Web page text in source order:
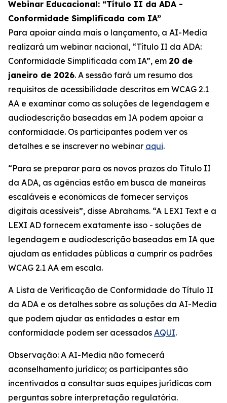
Webinar Educacional: “Título II da ADA -
Conformidade Simplificada com IA”
Para apoiar ainda mais o lançamento, a AI-Media
realizará um webinar nacional, “Título II da ADA:
Conformidade Simplificada com IA”, em 20 de
janeiro de 2026. A sessão fará um resumo dos
requisitos de acessibilidade descritos em WCAG 2.1
AA e examinar como as soluções de legendagem e
audiodescrição baseadas em IA podem apoiar a
conformidade. Os participantes podem ver os
detalhes e se inscrever no webinar aqui.
“Para se preparar para os novos prazos do Título II
da ADA, as agências estão em busca de maneiras
escaláveis e econômicas de fornecer serviços
digitais acessíveis”, disse Abrahams. “A LEXI Text e a
LEXI AD fornecem exatamente isso - soluções de
legendagem e audiodescrição baseadas em IA que
ajudam as entidades públicas a cumprir os padrões
WCAG 2.1 AA em escala.
A Lista de Verificação de Conformidade do Título II
da ADA e os detalhes sobre as soluções da AI-Media
que podem ajudar as entidades a estar em
conformidade podem ser acessados AQUI.
Observação: A AI-Media não fornecerá
aconselhamento jurídico; os participantes são
incentivados a consultar suas equipes jurídicas com
perguntas sobre interpretação regulatória.